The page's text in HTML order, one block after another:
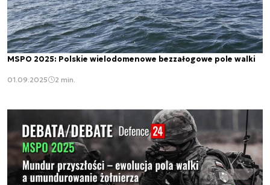
MSPO 2025: Polskie wielodomenowe bezzałogowe pole walki
01.09.2025 2 min.